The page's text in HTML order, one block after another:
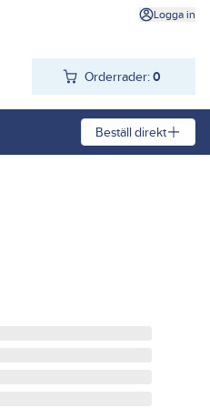
Logga in
Orderrader: 0
Beställ direkt